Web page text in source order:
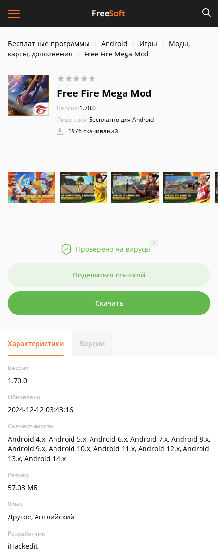
Бесплатные программы Android Игры
Моды,
карты, дополнения
Free Fire Mega Mod
Free Fire Mega Mod
Версия:1.70.0
Лицензия: Бесплатно для Android
1976 скачиваний
Проверено на вирусы
?
Поделиться ссылкой
Скачать
Характеристики Версии
Версия
1.70.0
Обновлено
2024-12-12 03:43:16
Совместимость
Android 4.x, Android 5.x, Android 6.x, Android 7.x, Android 8.x,
Android 9.x, Android 10.x, Android 11.x, Android 12.x, Android
13.x, Android 14.x
Размер
57.03 МБ
Язык
Другое, Английский
Разработчик
iHackedit